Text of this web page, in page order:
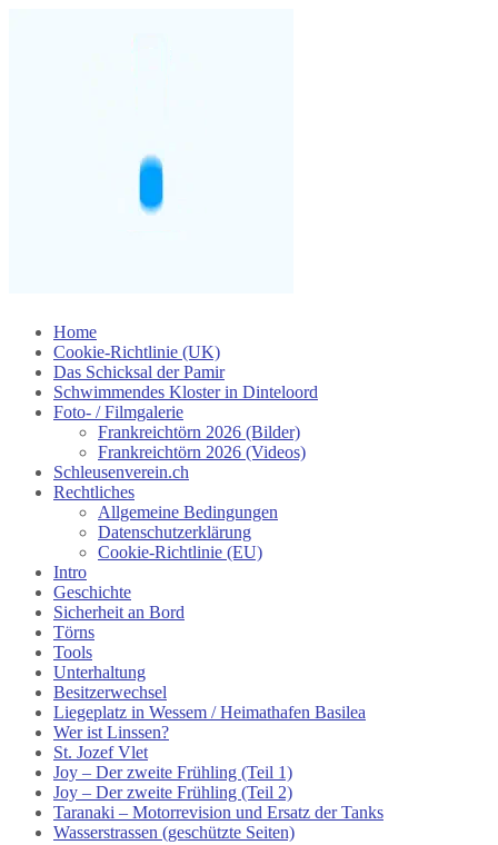
Skip
content
Home
Cookie-Richtlinie (UK)
Das Schicksal der Pamir
Schwimmendes Kloster in Dinteloord
Foto- / Filmgalerie
Frankreichtörn 2026 (Bilder)
Frankreichtörn 2026 (Videos)
Schleusenverein.ch
Rechtliches
Allgemeine Bedingungen
Datenschutzerklärung
Cookie-Richtlinie (EU)
Intro
Geschichte
Sicherheit an Bord
Törns
Tools
Unterhaltung
Besitzerwechsel
Liegeplatz in Wessem / Heimathafen Basilea
Wer ist Linssen?
St. Jozef Vlet
Joy – Der zweite Frühling (Teil 1)
Joy – Der zweite Frühling (Teil 2)
Taranaki – Motorrevision und Ersatz der Tanks
Wasserstrassen (geschützte Seiten)